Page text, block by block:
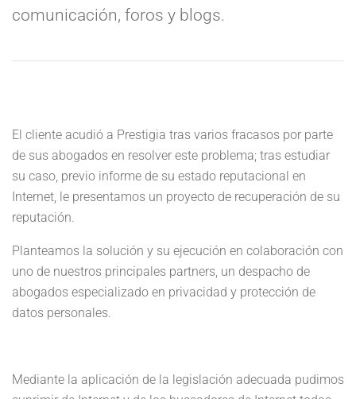
comunicación, foros y blogs.
El cliente acudió a Prestigia tras varios fracasos por parte
de sus abogados en resolver este problema; tras estudiar
su caso, previo informe de su estado reputacional en
Internet, le presentamos un proyecto de recuperación de su
reputación.
Planteamos la solución y su ejecución en colaboración con
uno de nuestros principales partners, un despacho de
abogados especializado en privacidad y protección de
datos personales.
Mediante la aplicación de la legislación adecuada pudimos